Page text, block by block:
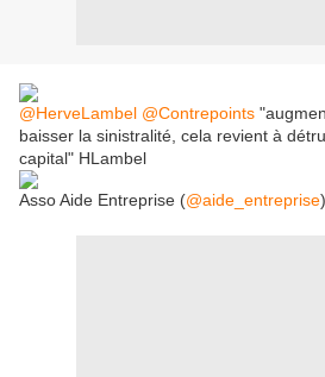
@HerveLambel @Contrepoints
baisser la sinistralité, cela revient à
capital" HLambel
Asso Aide Entreprise (@aide_entreprise)